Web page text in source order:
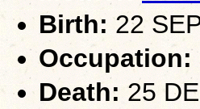
Birth: 22
Occupation:
Death: 25